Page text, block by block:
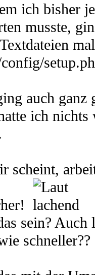
ich bisher
musste,
auch ganz
ich
scheint,
sein? Auch
schneller??